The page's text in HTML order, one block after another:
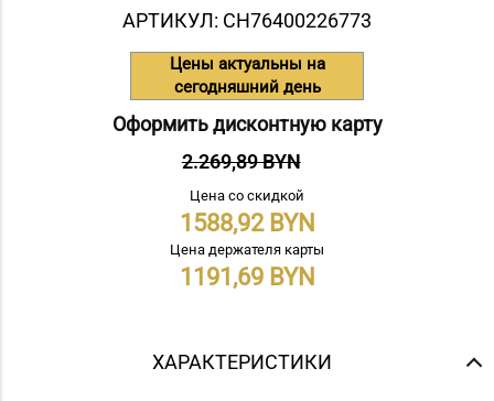
АРТИКУЛ: СH76400226773
Цены актуальны на
сегодняшний день
Оформить дисконтную карту
2.269,89 BYN
Цена со скидкой
1588,92
Цена держателя карты
1191,69
ХАРАКТЕРИСТИКИ